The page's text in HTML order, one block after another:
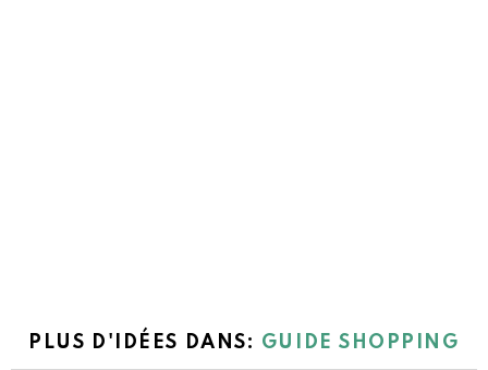
PLUS D'IDÉES DANS: GUIDE SHOPPING